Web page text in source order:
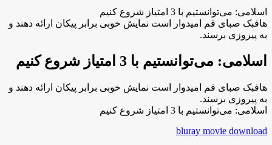
اسلامی: می‌توانستیم با 3 امتیاز شروع کنیم
هافبک صبای قم امیدوار است نمایش خوبی برابر پیکان ارائه دهند و
به پیروزی برسند.
اسلامی: می‌توانستیم با 3 امتیاز شروع کنیم
هافبک صبای قم امیدوار است نمایش خوبی برابر پیکان ارائه دهند و
به پیروزی برسند.
اسلامی: می‌توانستیم با 3 امتیاز شروع کنیم
bluray movie download